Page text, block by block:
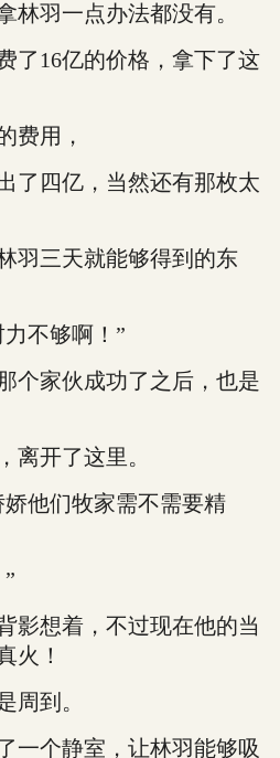
羽一点办法都没有。
16亿的价格，拿下了这
用，
四亿，当然还有那枚太
三天就能够得到的东
不够啊！”
家伙成功了之后，也是
开了这里。
他们牧家需不需要精
想着，不过现在他的当
火！
到。
个静室，让林羽能够吸